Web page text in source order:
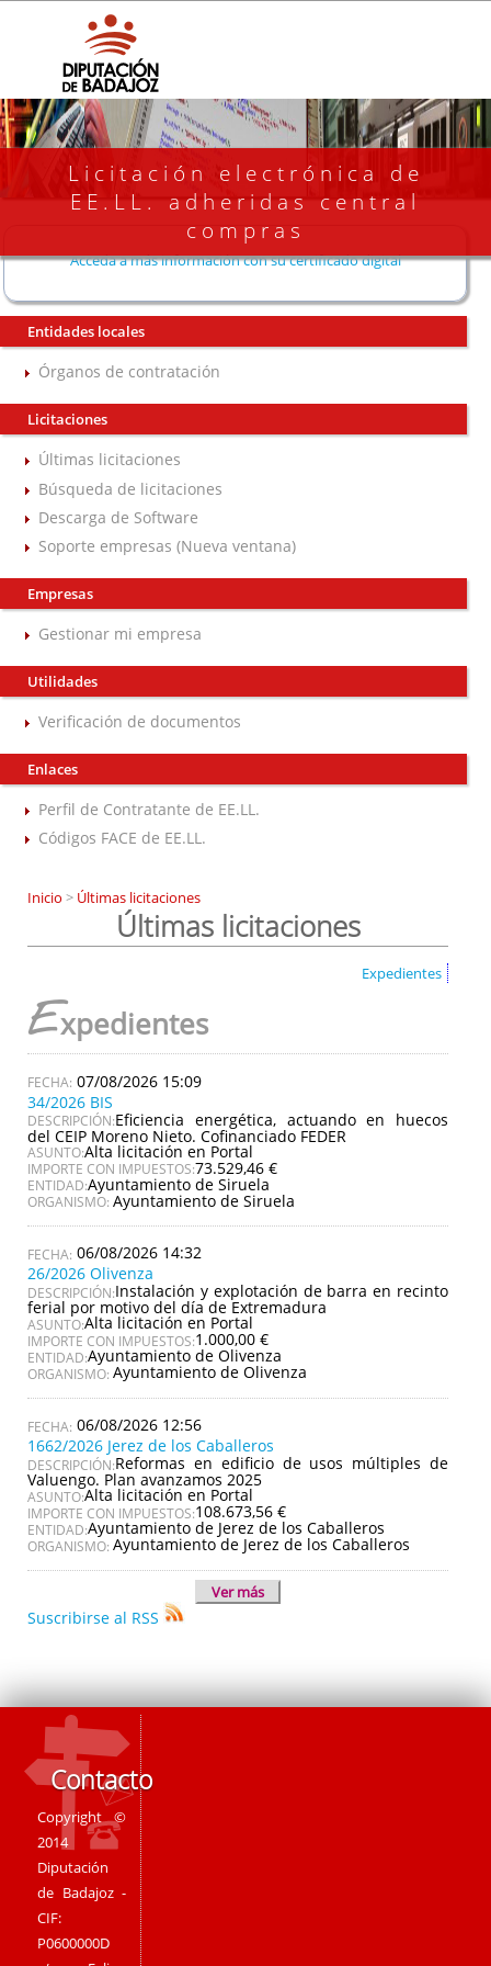
Licitación electrónica de
EE.LL. adheridas central
compras
Acceda a más información con su certificado digital
Entidades locales
Órganos de contratación
Licitaciones
Últimas licitaciones
Búsqueda de licitaciones
Descarga de Software
Soporte empresas (Nueva ventana)
Empresas
Gestionar mi empresa
Utilidades
Verificación de documentos
Enlaces
Perfil de Contratante de EE.LL.
Códigos FACE de EE.LL.
Inicio > Últimas licitaciones
Últimas licitaciones
Expedientes
Expedientes
07/08/2026 15:09
34/2026 BIS
DESCRIPCIÓN:Eficiencia energética, actuando en huecos
del CEIP Moreno Nieto. Cofinanciado FEDER
ASUNTO:Alta licitación en Portal
IMPORTE CON IMPUESTOS:73.529,46 €
ENTIDAD:Ayuntamiento de Siruela
ORGANISMO: Ayuntamiento de Siruela
06/08/2026 14:32
26/2026 Olivenza
DESCRIPCIÓN:Instalación y explotación de barra en recinto
ferial por motivo del día de Extremadura
ASUNTO:Alta licitación en Portal
IMPORTE CON IMPUESTOS:1.000,00 €
ENTIDAD:Ayuntamiento de Olivenza
ORGANISMO: Ayuntamiento de Olivenza
06/08/2026 12:56
1662/2026 Jerez de los Caballeros
DESCRIPCIÓN:Reformas en edificio de usos múltiples de
Valuengo. Plan avanzamos 2025
ASUNTO:Alta licitación en Portal
IMPORTE CON IMPUESTOS:108.673,56 €
ENTIDAD:Ayuntamiento de Jerez de los Caballeros
ORGANISMO: Ayuntamiento de Jerez de los Caballeros
Ver más
Suscribirse al RSS
Contacto
Copyright ©
2014
Diputación
de Badajoz -
CIF:
P0600000D